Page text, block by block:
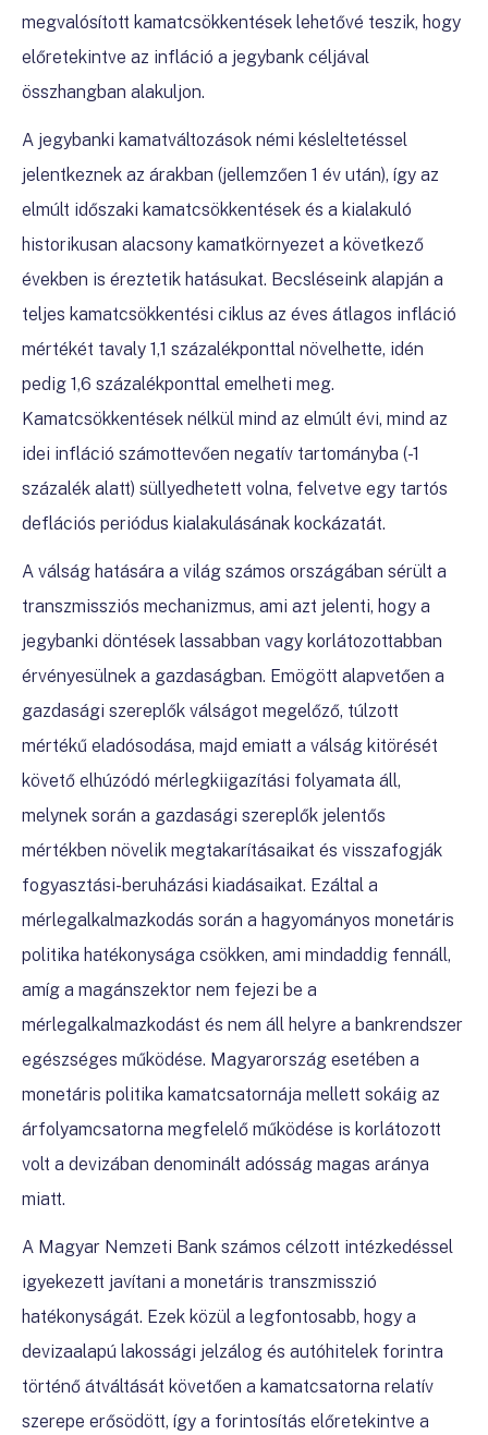
megvalósított kamatcsökkentések lehetővé teszik, hogy
előretekintve az infláció a jegybank céljával
összhangban alakuljon.
A jegybanki kamatváltozások némi késleltetéssel
jelentkeznek az árakban (jellemzően 1 év után), így az
elmúlt időszaki kamatcsökkentések és a kialakuló
historikusan alacsony kamatkörnyezet a következő
években is éreztetik hatásukat. Becsléseink alapján a
teljes kamatcsökkentési ciklus az éves átlagos infláció
mértékét tavaly 1,1 százalékponttal növelhette, idén
pedig 1,6 százalékponttal emelheti meg.
Kamatcsökkentések nélkül mind az elmúlt évi, mind az
idei infláció számottevően negatív tartományba (-1
százalék alatt) süllyedhetett volna, felvetve egy tartós
deflációs periódus kialakulásának kockázatát.
A válság hatására a világ számos országában sérült a
transzmissziós mechanizmus, ami azt jelenti, hogy a
jegybanki döntések lassabban vagy korlátozottabban
érvényesülnek a gazdaságban. Emögött alapvetően a
gazdasági szereplők válságot megelőző, túlzott
mértékű eladósodása, majd emiatt a válság kitörését
követő elhúzódó mérlegkiigazítási folyamata áll,
melynek során a gazdasági szereplők jelentős
mértékben növelik megtakarításaikat és visszafogják
fogyasztási-beruházási kiadásaikat. Ezáltal a
mérlegalkalmazkodás során a hagyományos monetáris
politika hatékonysága csökken, ami mindaddig fennáll,
amíg a magánszektor nem fejezi be a
mérlegalkalmazkodást és nem áll helyre a bankrendszer
egészséges működése. Magyarország esetében a
monetáris politika kamatcsatornája mellett sokáig az
árfolyamcsatorna megfelelő működése is korlátozott
volt a devizában denominált adósság magas aránya
miatt.
A Magyar Nemzeti Bank számos célzott intézkedéssel
igyekezett javítani a monetáris transzmisszió
hatékonyságát. Ezek közül a legfontosabb, hogy a
devizaalapú lakossági jelzálog és autóhitelek forintra
történő átváltását követően a kamatcsatorna relatív
szerepe erősödött, így a forintosítás előretekintve a